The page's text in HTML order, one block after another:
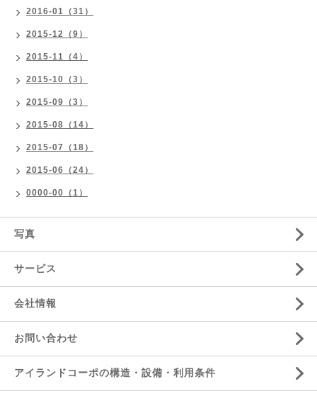
2016-01（31）
2015-12（9）
2015-11（4）
2015-10（3）
2015-09（3）
2015-08（14）
2015-07（18）
2015-06（24）
0000-00（1）
写真
サービス
会社情報
お問い合わせ
アイランドコーポの構造・設備・利用条件